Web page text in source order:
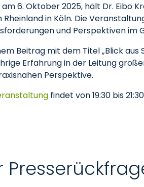
am 6. Oktober 2025, hält Dr. Eibo
Rheinland in Köln. Die
und Perspektiven im
Beitrag mit dem Titel „Blick
Erfahrung in der Leitung
Perspektive.
findet von 19:30 bis